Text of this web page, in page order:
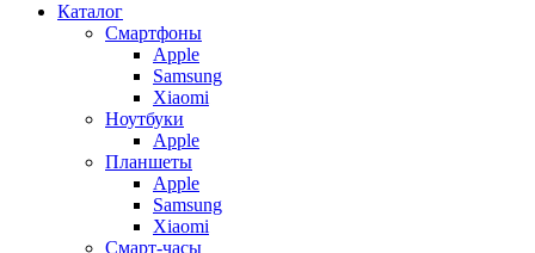
Каталог
Смартфоны
Apple
Samsung
Xiaomi
Ноутбуки
Apple
Планшеты
Apple
Samsung
Xiaomi
Смарт-часы